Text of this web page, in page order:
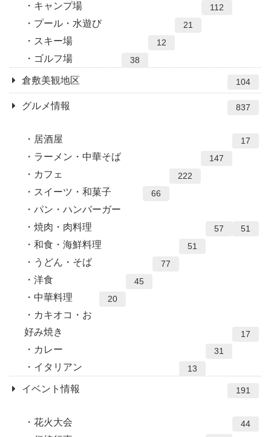
キャンプ場 112
プール・水遊び 21
スキー場 12
ゴルフ場 38
倉敷美観地区 104
グルメ情報 837
居酒屋 17
ラーメン・中華そば 147
カフェ 222
スイーツ・和菓子 66
パン・ハンバーガー
51
焼肉・肉料理 57
和食・海鮮料理 51
うどん・そば 77
洋食 45
中華料理 20
カキオコ・お
好み焼き
17
カレー 31
イタリアン 13
イベント情報 191
花火大会 44